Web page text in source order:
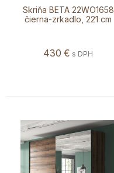
Skriňa BETA 22WO1658
čierna-zrkadlo, 221 cm
430 € s DPH